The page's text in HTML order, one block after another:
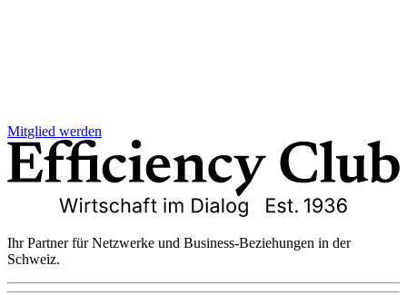
Mitglied werden
Ihr Partner für Netzwerke und Business-Beziehungen in der
Schweiz.